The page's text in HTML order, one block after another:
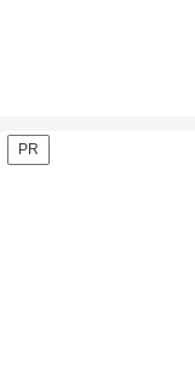
PR